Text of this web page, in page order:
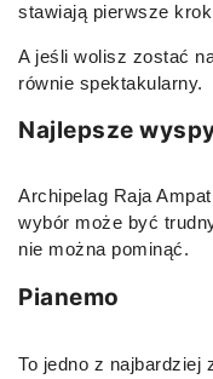
stawiają pierwsze
A jeśli wolisz zostać
równie spektakularny.
Najlepsze
Archipelag Raja
wybór może być
nie można pominąć.
Pianemo
To jedno z najbardziej